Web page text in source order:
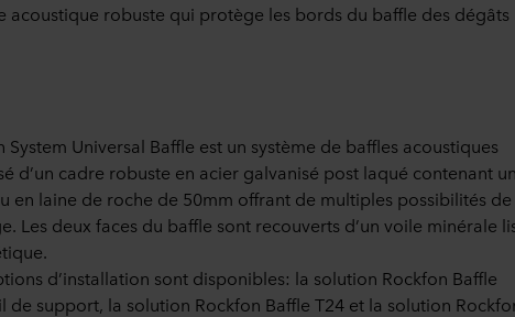
acoustique robuste qui protège les bords du baffle des dégâts
System Universal Baffle est un système de baffles acoustiques
d’un cadre robuste en acier galvanisé post laqué contenant un
en laine de roche de 50mm offrant de multiples possibilités de
Les deux faces du baffle sont recouverts d’un voile minérale
d’installation sont disponibles: la solution Rockfon Baffle
de support, la solution Rockfon Baffle T24 et la solution